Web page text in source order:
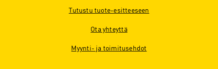
Tutustu tuote-esitteeseen
Ota yhteyttä
Myynti- ja toimitusehdot